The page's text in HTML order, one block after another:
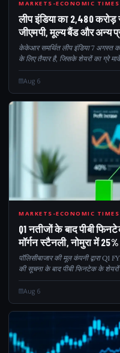
MARKETS-ECONOMIC TIMES
लीप इंडिया का 2,480
जीएमपी, मूल्य बैंड और अन्य
केकेआर समर्थित लीप इंडिया 7 अगस्त
के लिए तैयार है, जिसके शेयरों का ग्रे
इस राशि का उपयोग कर्ज कम करने
है...Aug 6
Q12
MARKETS-ECONOMIC TIMES
Q1 नतीजों के बाद पीबी
मॉर्गन स्टैनली, नोमुरा में
पॉलिसीबाजार की मूल कंपनी द्वारा
की सूचना के बाद पीबी फिनटेक के
करोड़ रुपये हो गया, जबकि कुल बीमा
Aug 6